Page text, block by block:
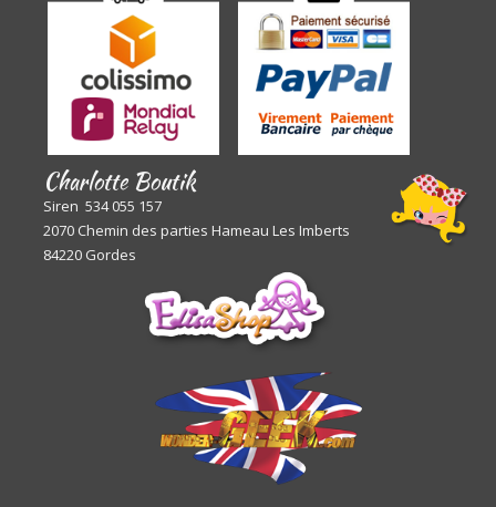
Charlotte Boutik
Siren 534 055 157
2070 Chemin des parties Hameau Les Imberts
84220 Gordes